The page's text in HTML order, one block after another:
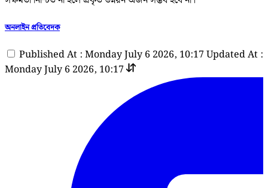
অনলাইন প্রতিবেদক
Published At : Monday July 6 2026, 10:17 Updated At :
Monday July 6 2026, 10:17